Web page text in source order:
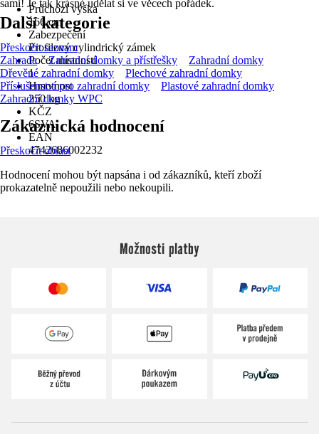
Průchozí výška
166 cm
Zabezpečení
Profilový cylindrický zámek
Počet místností
1
Hmotnost
250 kg
KČZ
6SVA
EAN
4742686002232
sami! Je tak krásné udělat si ve věcech pořádek.
Další kategorie
Přeskočit seznam
Zahrada
Zahradní domky a přístřešky
Zahradní domky
Dřevěné zahradní domky
Plechové zahradní domky
Příslušenství pro zahradní domky
Plastové zahradní domky
Zahradní domky WPC
Zákaznická hodnocení
Přeskočit oblast
Hodnocení mohou být napsána i od zákazníků, kteří zboží
prokazatelně nepoužili nebo nekoupili.
Možnosti platby